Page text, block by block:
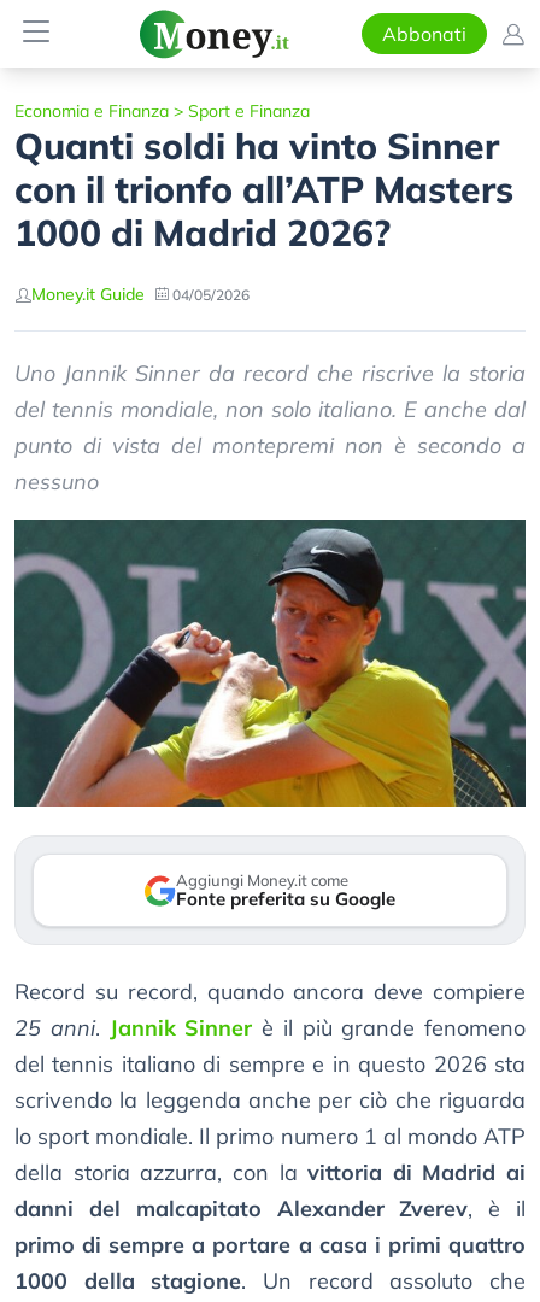
Abbonati
Economia e Finanza > Sport e Finanza
Quanti soldi ha vinto Sinner
con il trionfo all’ATP Masters
1000 di Madrid 2026?
Money.it Guide 04/05/2026
Uno Jannik Sinner da record che riscrive la storia
del tennis mondiale, non solo italiano. E anche dal
punto di vista del montepremi non è secondo a
nessuno
Aggiungi Money.it come
Fonte preferita su Google
Record su record, quando ancora deve compiere
25 anni. Jannik Sinner è il più grande fenomeno
del tennis italiano di sempre e in questo 2026 sta
scrivendo la leggenda anche per ciò che riguarda
lo sport mondiale. Il primo numero 1 al mondo ATP
della storia azzurra, con lavittoria di Madrid ai
danni del malcapitato Alexander Zverev, è il
primo di sempre a portare a casa i primi quattro
1000 della stagione. Un record assoluto che